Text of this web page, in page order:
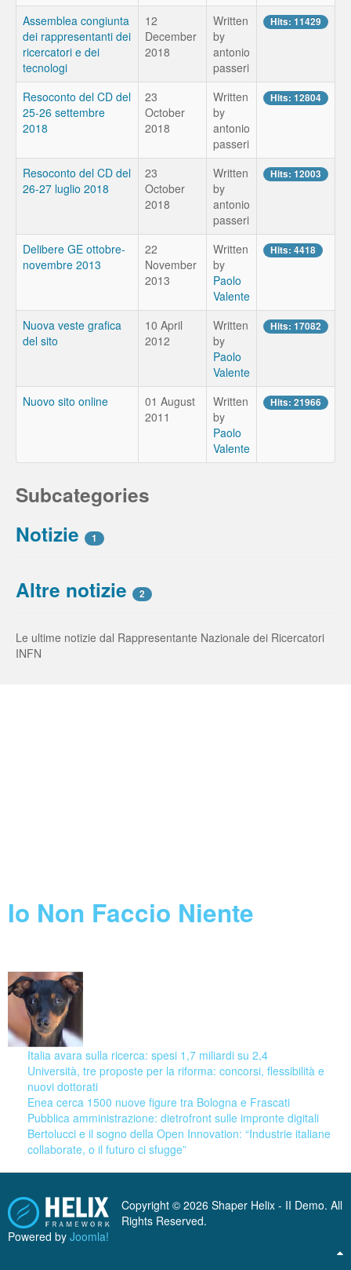
Assemblea congiunta
dei rappresentanti dei
ricercatori e dei
tecnologi
12
December
2018
Written
by
antonio
passeri
Hits: 11429
Resoconto del CD del
25-26 settembre
2018
23
October
2018
Written
by
antonio
passeri
Hits: 12804
Resoconto del CD del
26-27 luglio 2018
23
October
2018
Written
by
antonio
passeri
Hits: 12003
Delibere GE ottobre-
novembre 2013
22
November
2013
Written
by
Paolo
Valente
Hits: 4418
Nuova veste grafica
del sito
10 April
2012
Written
by
Paolo
Valente
Hits: 17082
Nuovo sito online
01 August
2011
Written
by
Paolo
Valente
Hits: 21966
Subcategories
Notizie
1
Altre notizie 2
Le ultime notizie dal Rappresentante Nazionale dei Ricercatori
INFN
Io Non Faccio Niente
Italia avara sulla ricerca: spesi 1,7 miliardi su 2,4
Università, tre proposte per la riforma: concorsi, flessibilità e
nuovi dottorati
Enea cerca 1500 nuove figure tra Bologna e Frascati
Pubblica amministrazione: dietrofront sulle impronte digitali
Bertolucci e il sogno della Open Innovation: “Industrie italiane
collaborate, o il futuro ci sfugge”
Copyright © 2026 Shaper Helix - II Demo. All
Rights Reserved.
Powered by Joomla!